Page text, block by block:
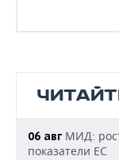
06 авг МИД:
показатели ЕС